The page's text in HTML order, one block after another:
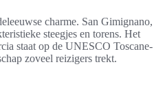
charme. San Gimignano,
steegjes en torens. Het
staat op de UNESCO Toscane-
zoveel reizigers trekt.